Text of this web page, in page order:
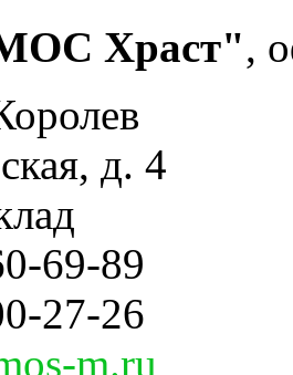
Храст",
д. 4
69-89
27-26
m.ru